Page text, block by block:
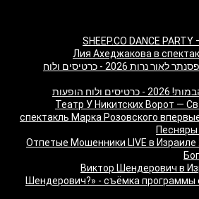
SHEEP.CO DANCE
Лия Ахеджакова в
משופן ועד AC/DC - מופע פסנתר לאור נרות 2026 - כרטיסים ולוח
הופעות
"Театр У Никитских Ворот —
спектакль Марка Розовского
Отпетые Мошенники LIVE в Израиле
Виктор Шендерович в
Шендерович?» - съёмка программы